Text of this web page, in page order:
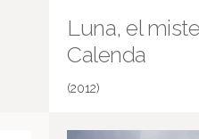
Luna, el
Calenda
(2012)